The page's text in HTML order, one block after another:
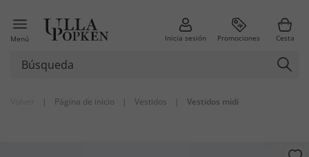
Menú Inicia sesión Promociones Cesta
| Página de inicio | Vestidos | Vestidos midi